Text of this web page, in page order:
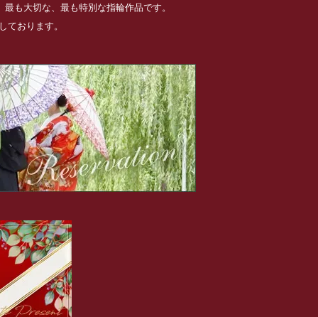
も大切な、最も特別な指輪作品です。
ております。